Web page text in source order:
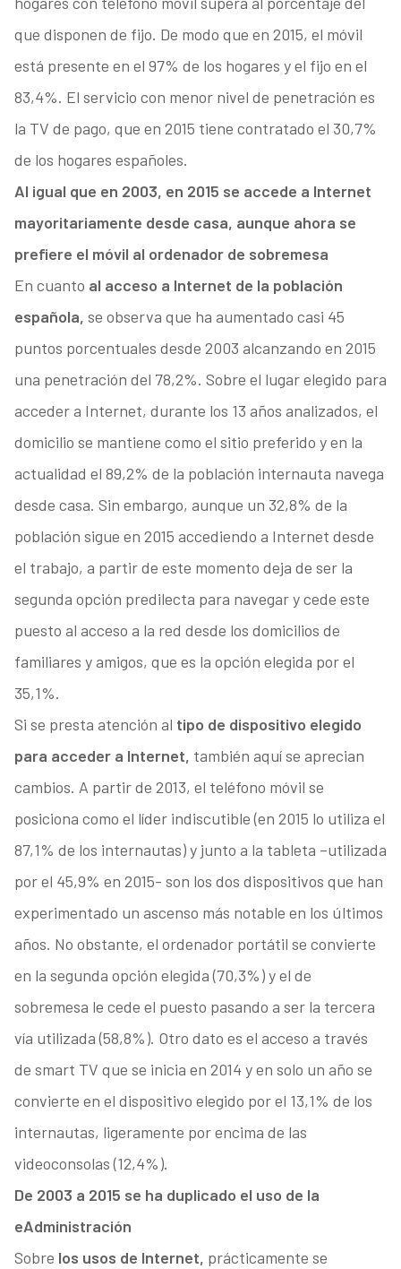
que disponen de fijo. De modo que en 2015, el móvil
está presente en el 97% de los hogares y el fijo en el
83,4%. El servicio con menor nivel de penetración es
la TV de pago, que en 2015 tiene contratado el 30,7%
de los hogares españoles.
Al igual que en 2003, en 2015 se accede a Internet
mayoritariamente desde casa, aunque ahora se
prefiere el móvil al ordenador de sobremesa
En cuanto al acceso a Internet de la población
española, se observa que ha aumentado casi 45
puntos porcentuales desde 2003 alcanzando en 2015
una penetración del 78,2%. Sobre el lugar elegido para
acceder a Internet, durante los 13 años analizados, el
domicilio se mantiene como el sitio preferido y en la
actualidad el 89,2% de la población internauta navega
desde casa. Sin embargo, aunque un 32,8% de la
población sigue en 2015 accediendo a Internet desde
el trabajo, a partir de este momento deja de ser la
segunda opción predilecta para navegar y cede este
puesto al acceso a la red desde los domicilios de
familiares y amigos, que es la opción elegida por el
35,1%.
Si se presta atención al tipo de dispositivo elegido
para acceder a Internet, también aquí se aprecian
cambios. A partir de 2013, el teléfono móvil se
posiciona como el líder indiscutible (en 2015 lo utiliza el
87,1% de los internautas) y junto a la tableta –utilizada
por el 45,9% en 2015- son los dos dispositivos que han
experimentado un ascenso más notable en los últimos
años. No obstante, el ordenador portátil se convierte
en la segunda opción elegida (70,3%) y el de
sobremesa le cede el puesto pasando a ser la tercera
vía utilizada (58,8%). Otro dato es el acceso a través
de smart TV que se inicia en 2014 y en solo un año se
convierte en el dispositivo elegido por el 13,1% de los
internautas, ligeramente por encima de las
videoconsolas (12,4%).
De 2003 a 2015 se ha duplicado el uso de la
eAdministración
Sobre los usos de Internet, prácticamente se